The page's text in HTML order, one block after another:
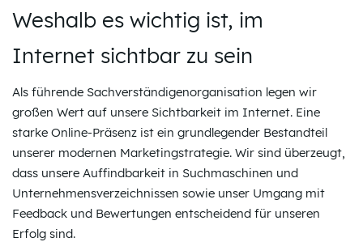
Weshalb es wichtig ist, im
Internet sichtbar zu sein
Als führende Sachverständigenorganisation legen wir
großen Wert auf unsere Sichtbarkeit im Internet. Eine
starke Online-Präsenz ist ein grundlegender Bestandteil
unserer modernen Marketingstrategie. Wir sind überzeugt,
dass unsere Auffindbarkeit in Suchmaschinen und
Unternehmensverzeichnissen sowie unser Umgang mit
Feedback und Bewertungen entscheidend für unseren
Erfolg sind.